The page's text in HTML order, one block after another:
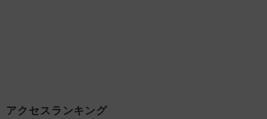
アクセスランキング